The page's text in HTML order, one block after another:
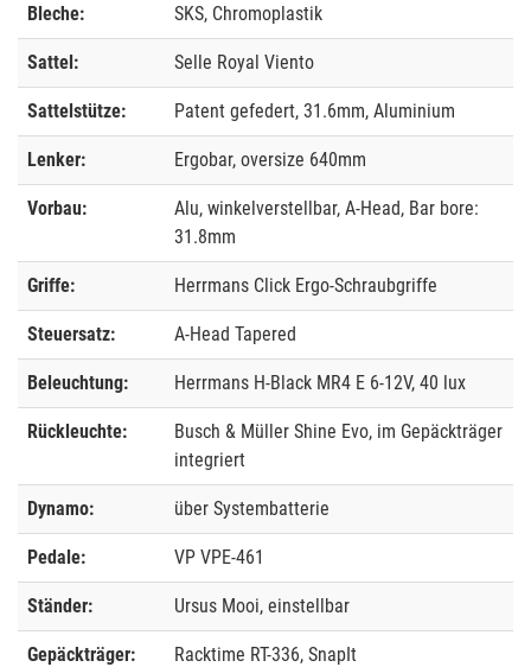
Bleche: SKS, Chromoplastik
Sattel: Selle Royal Viento
Sattelstütze: Patent gefedert, 31.6mm, Aluminium
Lenker: Ergobar, oversize 640mm
Vorbau:
Alu, winkelverstellbar, A-Head, Bar bore:
31.8mm
Griffe: Herrmans Click Ergo-Schraubgriffe
Steuersatz: A-Head Tapered
Beleuchtung: Herrmans H-Black MR4 E 6-12V, 40 lux
Rückleuchte:
Busch & Müller Shine Evo, im Gepäckträger
integriert
Dynamo: über Systembatterie
Pedale: VP VPE-461
Ständer: Ursus Mooi, einstellbar
Gepäckträger: Racktime RT-336, SnapIt